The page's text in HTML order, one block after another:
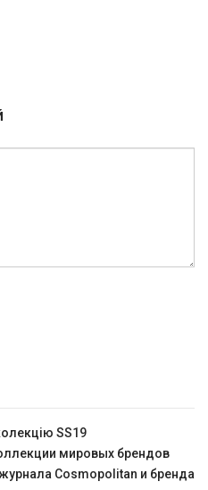
SS19
мировых брендов
Cosmopolitan и бренда